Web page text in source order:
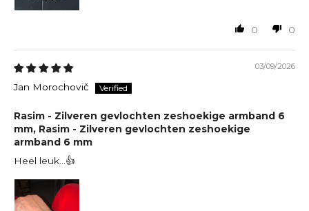
0 0
03/09/2026
Jan Morochovič
Rasim - Zilveren gevlochten zeshoekige armband 6
mm, Rasim - Zilveren gevlochten zeshoekige
armband 6 mm
Heel leuk…👍